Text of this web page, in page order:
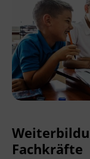
Fachkräfte